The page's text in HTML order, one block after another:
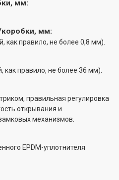
мм:
коробки, мм:
как правило, не более 0,8 мм).
как правило, не более 36 мм).
правильная регулировка
открывания и
механизмов.
EPDM-уплотнителя